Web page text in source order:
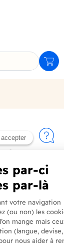
Contactez-
+33 (0)4 90 91